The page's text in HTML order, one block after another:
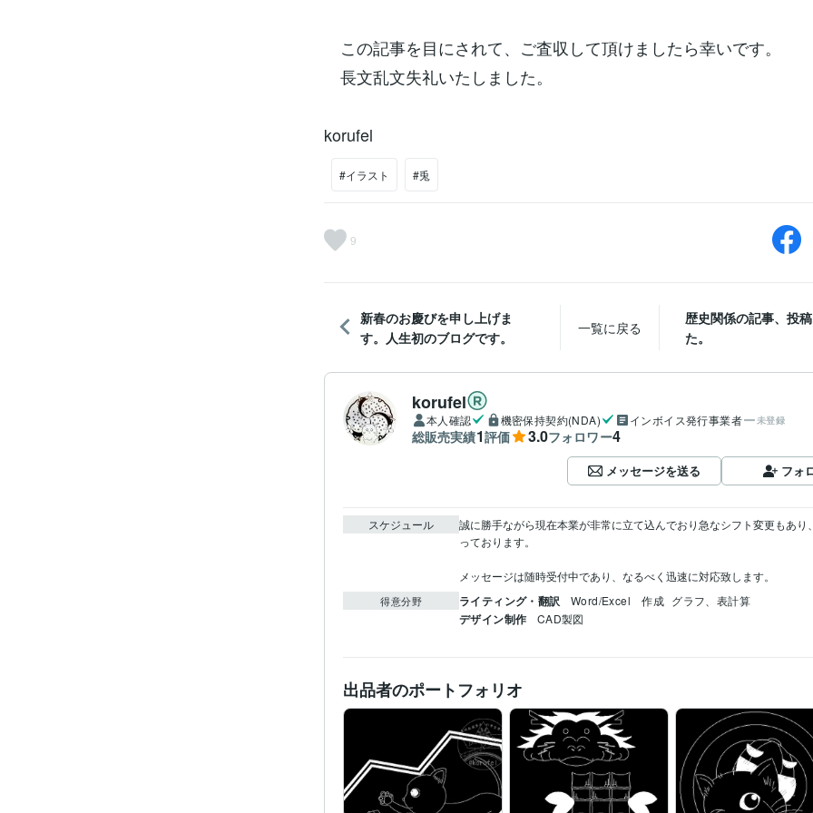
この記事を目にされて、ご査収して頂けましたら幸いです。
長文乱文失礼いたしました。
korufel
#イラスト #兎
9
新春のお慶びを申し上げま
す。人生初のブログです。
一覧に戻る
歴史関係の記事、投
た。
korufel
本人確認 機密保持契約(NDA) インボイス発行事業者 未登録
総販売実績1評価 3.0フォロワー4
メッセージを送る フォ
スケジュール
誠に勝手ながら現在本業が非常に立て込んでおり急なシフト変更もあり
っております。
メッセージは随時受付中であり、なるべく迅速に対応致します。
得意分野 ライティング・翻訳 Word/Excel　作成 グラフ、表計算
デザイン制作 CAD製図
出品者のポートフォリオ